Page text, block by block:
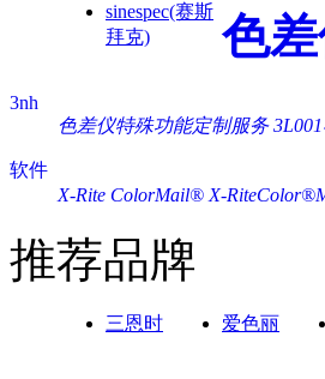
sinespec(赛斯
拜克)
色
3nh
色差仪特殊功能定制服务
软件
X-Rite ColorMail® X-
推荐品牌
三恩时 爱色丽